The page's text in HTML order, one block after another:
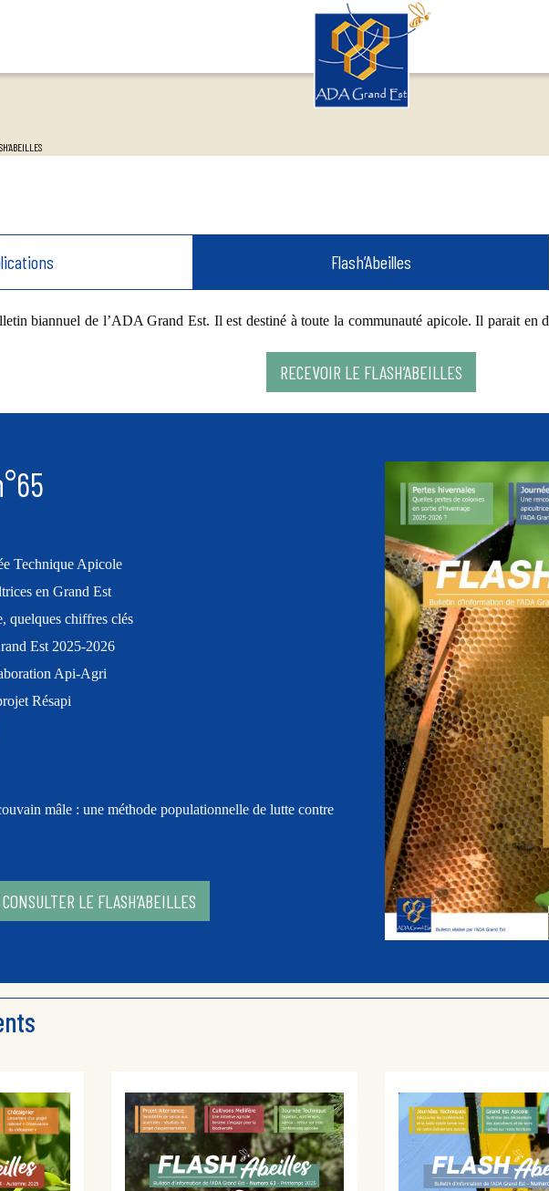
Flash’Abeilles
biannuel de l’ADA Grand Est. Il est destiné à toute la communauté apicole. Il parait en
RECEVOIR LE FLASH’ABEILLES
Technique Apicole
en Grand Est
quelques chiffres clés
Est 2025-2026
Api-Agri
Résapi
mâle : une méthode populationnelle de lutte contre
CONSULTER LE FLASH’ABEILLES